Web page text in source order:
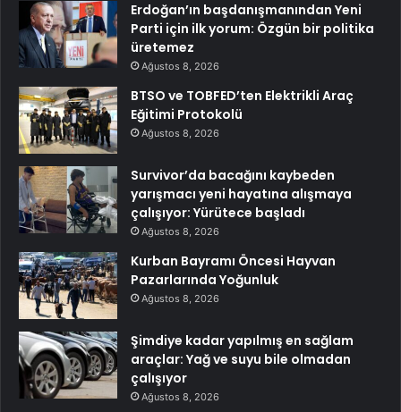
Erdoğan’ın başdanışmanından Yeni
Parti için ilk yorum: Özgün bir politika
üretemez
Ağustos 8, 2026
BTSO ve TOBFED’ten Elektrikli Araç
Eğitimi Protokolü
Ağustos 8, 2026
Survivor’da bacağını kaybeden
yarışmacı yeni hayatına alışmaya
çalışıyor: Yürütece başladı
Ağustos 8, 2026
Kurban Bayramı Öncesi Hayvan
Pazarlarında Yoğunluk
Ağustos 8, 2026
Şimdiye kadar yapılmış en sağlam
araçlar: Yağ ve suyu bile olmadan
çalışıyor
Ağustos 8, 2026